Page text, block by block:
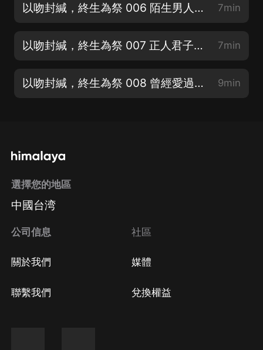
以吻封緘，終生為祭 006 陌生男人（訂閱《闕歌圖》古言權謀熱更中） 7min
以吻封緘，終生為祭 007 正人君子（訂閱《闕歌圖》古言權謀熱更中） 7min
以吻封緘，終生為祭 008 曾經愛過，如今不再 9min
選擇您的地區
中國台湾
公司信息
關於我們
聯繫我們
社區
媒體
兌換權益